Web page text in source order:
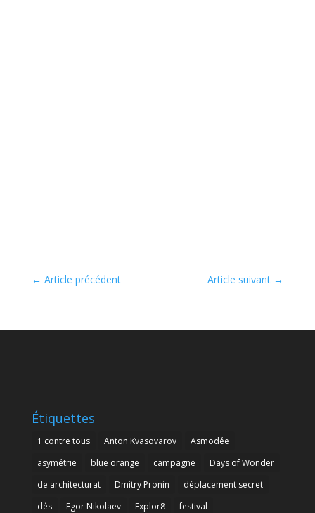
← Article précédent Article suivant →
Étiquettes
1 contre tous Anton Kvasovarov
Asmodée
asymétrie
blue orange campagne
Days of Wonder
de architecturat
Dmitry Pronin
déplacement secret
dés
Egor Nikolaev Explor8
festival